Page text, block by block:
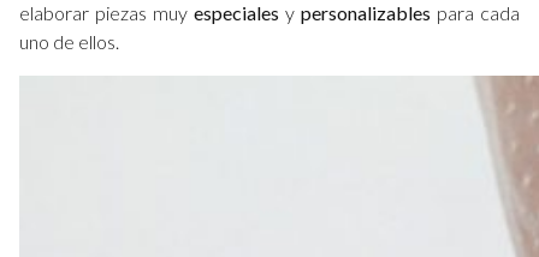
elaborar piezas muy especiales y personalizables para cada
uno de ellos.